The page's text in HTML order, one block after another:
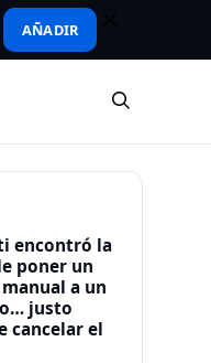
AÑADIR
encontró la
poner un
a un
justo
cancelar el